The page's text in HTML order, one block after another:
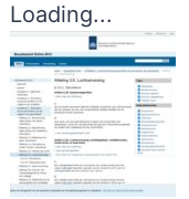
Loading...